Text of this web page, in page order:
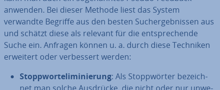
anwenden. Bei dieser Methode liest das System
verwandte Begriffe aus den besten Such­ergeb­nis­sen aus
und schätzt diese als relevant für die ent­spre­chen­de
Suche ein. Anfragen können u. a. durch diese Techniken
erweitert oder ver­bes­sert werden:
Stopp­wort­eli­mi­nie­rung: Als Stopp­wör­ter be­zeich­